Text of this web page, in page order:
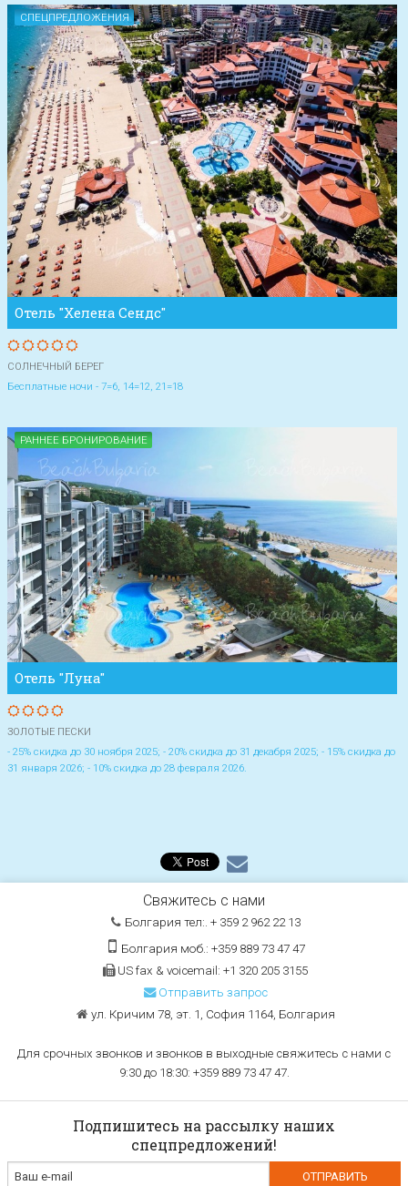
СПЕЦПРЕДЛОЖЕНИЯ
Отель "Хелена Сендс"
СОЛНЕЧНЫЙ БЕРЕГ
Бесплатные ночи - 7=6, 14=12, 21=18
РАННЕЕ БРОНИРОВАНИЕ
Отель "Луна"
ЗОЛОТЫЕ ПЕСКИ
- 25% скидка до 30 ноября 2025; - 20% скидка до 31 декабря 2025; - 15% скидка до
31 января 2026; - 10% скидка до 28 февраля 2026.
Свяжитесь с нами
Болгария тел:. + 359 2 962 22 13
Болгария моб.: +359 889 73 47 47
US fax & voicemail: +1 320 205 3155
Отправить запрос
ул. Кричим 78, эт. 1, София 1164, Болгария
Для срочных звонков и звонков в выходные свяжитесь с нами с
9:30 до 18:30: +359 889 73 47 47.
Подпишитесь на рассылку наших
спецпредложений!